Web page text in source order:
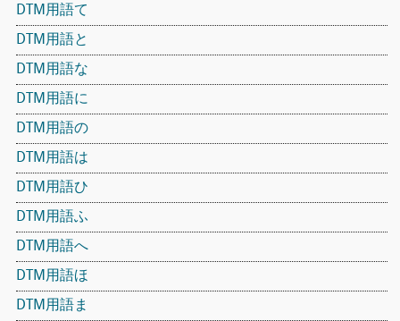
DTM用語て
DTM用語と
DTM用語な
DTM用語に
DTM用語の
DTM用語は
DTM用語ひ
DTM用語ふ
DTM用語へ
DTM用語ほ
DTM用語ま